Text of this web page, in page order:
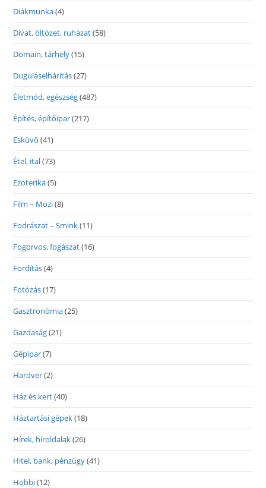
Diákmunka(4)
Divat, öltözet, ruházat(58)
Domain, tárhely(15)
Duguláselhárítás(27)
Életmód, egészség(487)
Építés, építőipar(217)
Esküvő (41)
Étel, ital(73)
Ezoterika(5)
Film – Mozi(8)
Fodrászat – Smink(11)
Fogorvos, fogászat(16)
Fordítás(4)
Fotózás(17)
Gasztronómia(25)
Gazdaság(21)
Gépipar(7)
Hardver(2)
Ház és kert(40)
Háztartási gépek(18)
Hírek, híroldalak(26)
Hitel, bank, pénzügy(41)
Hobbi(12)